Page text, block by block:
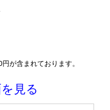
が含まれております。
見る